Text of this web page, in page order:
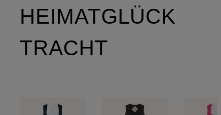
HEIMATGLÜCK
TRACHT